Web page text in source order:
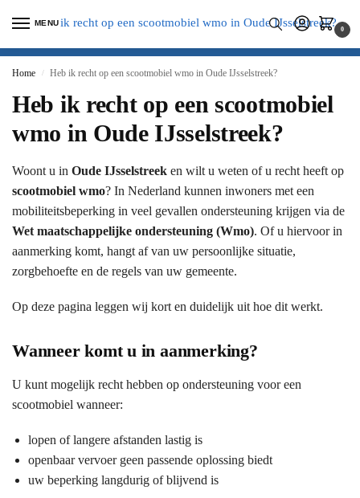
MENU
0
Home / Heb ik recht op een scootmobiel wmo in Oude IJsselstreek?
Heb ik recht op een scootmobiel
wmo in Oude IJsselstreek?
Woont u in Oude IJsselstreek en wilt u weten of u recht heeft op
scootmobiel wmo? In Nederland kunnen inwoners met een
mobiliteitsbeperking in veel gevallen ondersteuning krijgen via de
Wet maatschappelijke ondersteuning (Wmo). Of u hiervoor in
aanmerking komt, hangt af van uw persoonlijke situatie,
zorgbehoefte en de regels van uw gemeente.
Op deze pagina leggen wij kort en duidelijk uit hoe dit werkt.
Wanneer komt u in aanmerking?
U kunt mogelijk recht hebben op ondersteuning voor een
scootmobiel wanneer:
lopen of langere afstanden lastig is
openbaar vervoer geen passende oplossing biedt
uw beperking langdurig of blijvend is